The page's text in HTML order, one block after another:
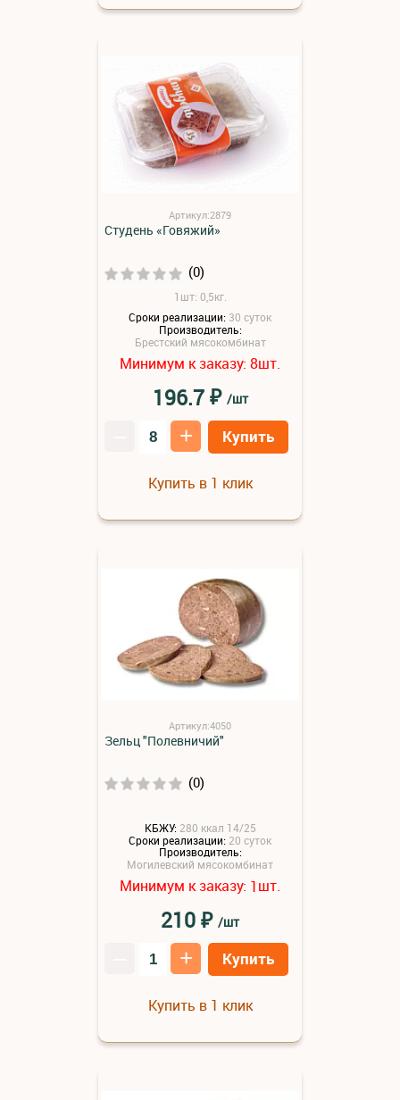
Артикул:2879
Студень «Говяжий»
(0)
1шт: 0,5кг.
Сроки реализации: 30 суток
Производитель:
Брестский мясокомбинат
Минимум к заказу: 8шт.
196.7₽ /шт
+ Купить
Купить в 1 клик
Артикул:4050
Зельц "Полевничий"
(0)
КБЖУ: 280 ккал 14/25
Сроки реализации: 20 суток
Производитель:
Могилевский мясокомбинат
Минимум к заказу: 1шт.
210₽ /шт
+ Купить
Купить в 1 клик